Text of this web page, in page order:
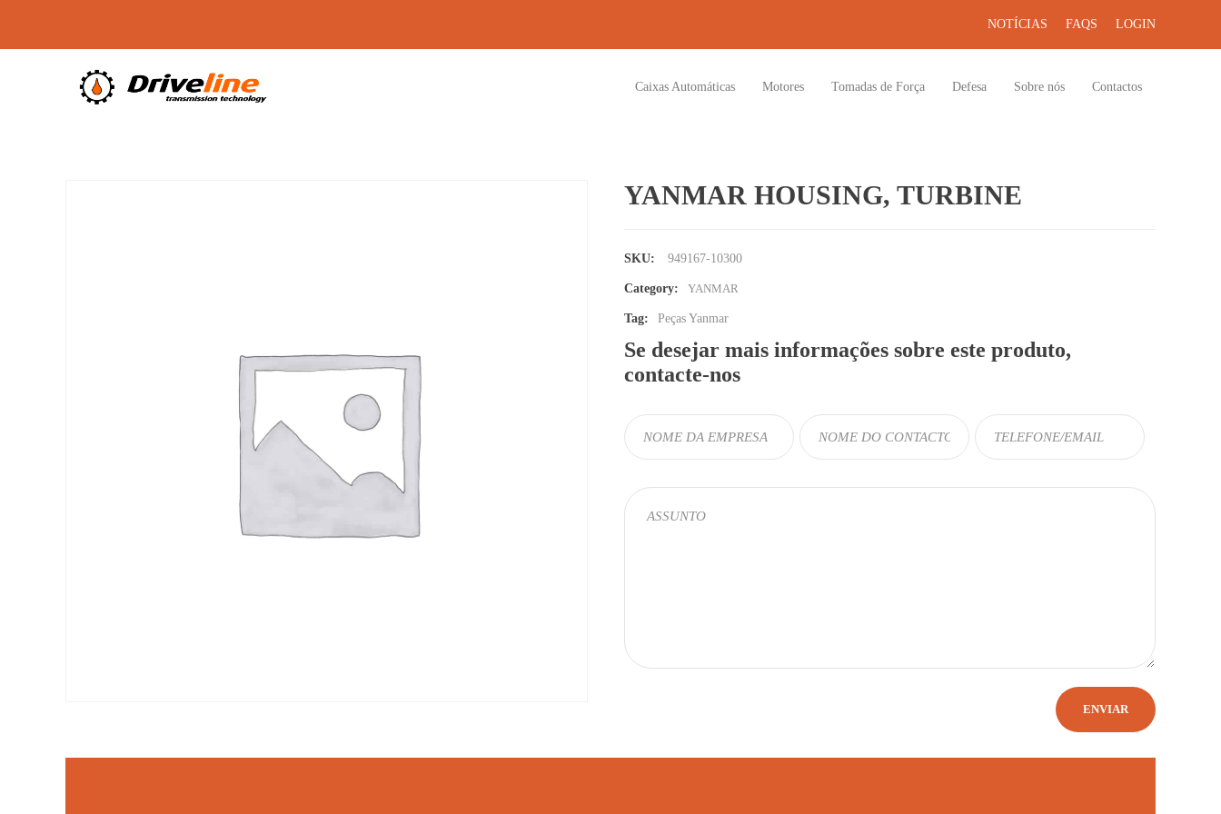
NOTÍCIAS FAQS LOGIN
Caixas Automáticas Motores Tomadas de Força Defesa Sobre nós Contactos
YANMAR HOUSING, TURBINE
SKU: 949167-10300
Category: YANMAR
Tag: Peças Yanmar
Se desejar mais informações sobre este produto,
contacte-nos